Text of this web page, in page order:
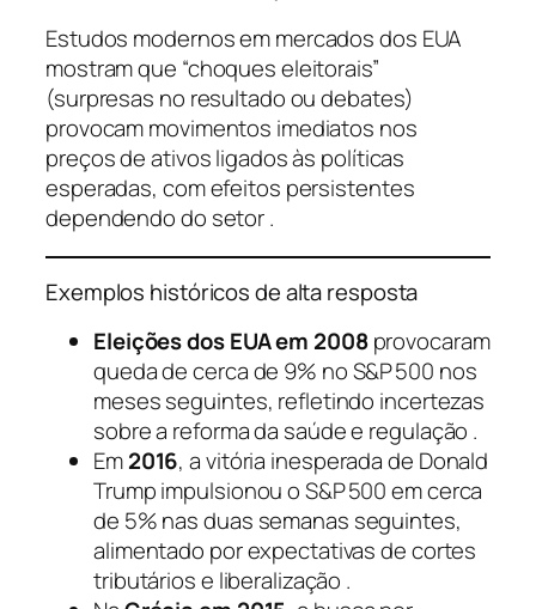
Estudos modernos em mercados dos EUA
mostram que “choques eleitorais”
(surpresas no resultado ou debates)
provocam movimentos imediatos nos
preços de ativos ligados às políticas
esperadas, com efeitos persistentes
dependendo do setor .
Exemplos históricos de alta resposta
Eleições dos EUA em 2008provocaram
queda de cerca de 9% no S&P 500 nos
meses seguintes, refletindo incertezas
sobre a reforma da saúde e regulação .
Em2016, a vitória inesperada de Donald
Trump impulsionou o S&P 500 em cerca
de 5% nas duas semanas seguintes,
alimentado por expectativas de cortes
tributários e liberalização .